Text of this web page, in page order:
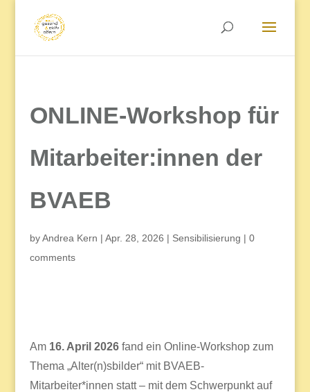
ONLINE-Workshop für
Mitarbeiter:innen der
BVAEB
byAndrea Kern | Apr. 28, 2026 | Sensibilisierung | 0
comments
Am 16. April 2026fand ein Online-Workshop zum
Thema „Alter(n)sbilder“ mit BVAEB-
Mitarbeiter*innen statt – mit dem Schwerpunkt auf